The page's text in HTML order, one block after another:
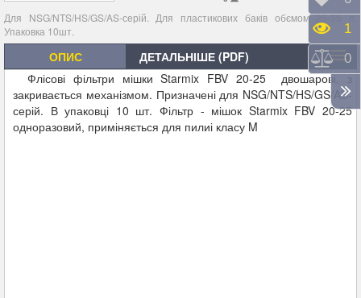
Для NSG/NTS/HS/GS/AS-серій. Для пластикових баків обємом25-35 л.
Упаковка 10шт.
ОПИС
ДЕТАЛЬНІШЕ (PDF)
Флісові фільтри мішкиStarmix FBV 20-25двошарові, з
закривається механізмом. Призначені для NSG/NTS/HS/GS/AS-
серій. В упаковці 10 шт. Фільтр - мішок Starmix FBV 20-25
одноразовий, приміняється для пилиі класу M
1
0